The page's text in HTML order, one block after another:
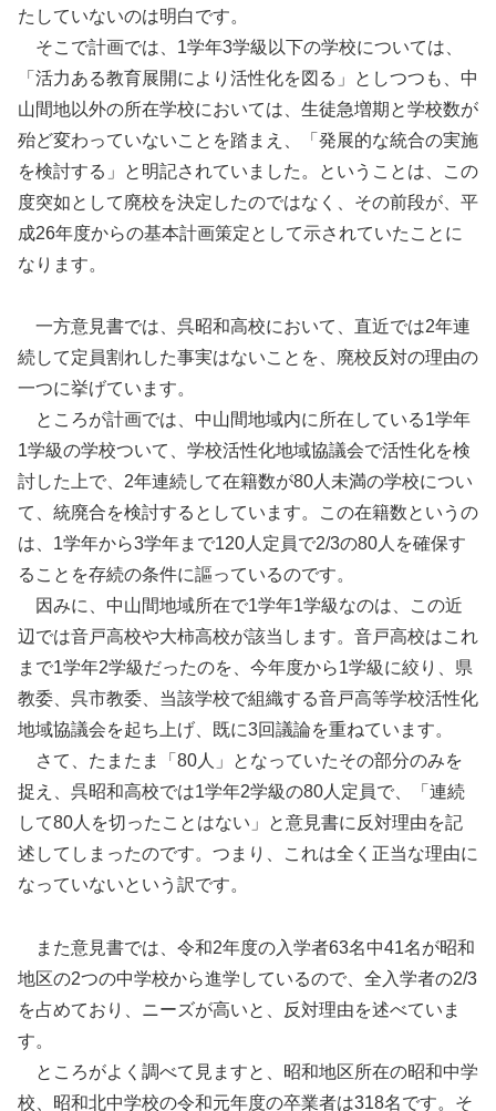
たしていないのは明白です。
そこで計画では、1学年3学級以下の学校については、
「活力ある教育展開により活性化を図る」としつつも、中
山間地以外の所在学校においては、生徒急増期と学校数が
殆ど変わっていないことを踏まえ、「発展的な統合の実施
を検討する」と明記されていました。ということは、この
度突如として廃校を決定したのではなく、その前段が、平
成26年度からの基本計画策定として示されていたことに
なります。
一方意見書では、呉昭和高校において、直近では2年連
続して定員割れした事実はないことを、廃校反対の理由の
一つに挙げています。
ところが計画では、中山間地域内に所在している1学年
1学級の学校ついて、学校活性化地域協議会で活性化を検
討した上で、2年連続して在籍数が80人未満の学校につい
て、統廃合を検討するとしています。この在籍数というの
は、1学年から3学年まで120人定員で2/3の80人を確保す
ることを存続の条件に謳っているのです。
因みに、中山間地域所在で1学年1学級なのは、この近
辺では音戸高校や大柿高校が該当します。音戸高校はこれ
まで1学年2学級だったのを、今年度から1学級に絞り、県
教委、呉市教委、当該学校で組織する音戸高等学校活性化
地域協議会を起ち上げ、既に3回議論を重ねています。
さて、たまたま「80人」となっていたその部分のみを
捉え、呉昭和高校では1学年2学級の80人定員で、「連続
して80人を切ったことはない」と意見書に反対理由を記
述してしまったのです。つまり、これは全く正当な理由に
なっていないという訳です。
また意見書では、令和2年度の入学者63名中41名が昭和
地区の2つの中学校から進学しているので、全入学者の2/3
を占めており、ニーズが高いと、反対理由を述べていま
す。
ところがよく調べて見ますと、昭和地区所在の昭和中学
校、昭和北中学校の令和元年度の卒業者は318名です。そ